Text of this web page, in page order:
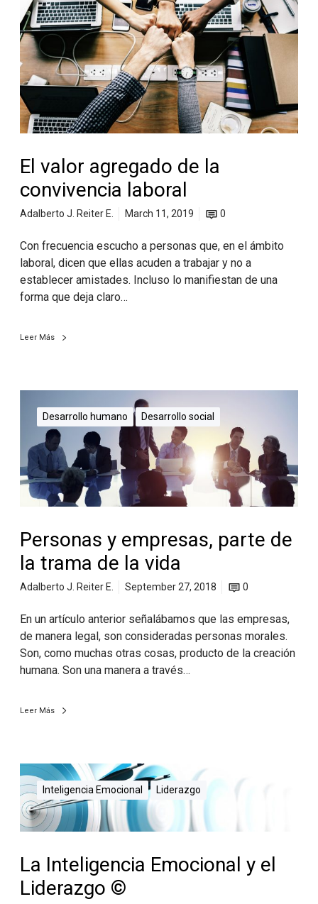
El valor agregado de la
convivencia laboral
Adalberto J. Reiter E. March 11, 2019 0
Con frecuencia escucho a personas que, en el ámbito
laboral, dicen que ellas acuden a trabajar y no a
establecer amistades. Incluso lo manifiestan de una
forma que deja claro…
Leer Más
Desarrollo humano Desarrollo social
Personas y empresas, parte de
la trama de la vida
Adalberto J. Reiter E. September 27, 2018 0
En un artículo anterior señalábamos que las empresas,
de manera legal, son consideradas personas morales.
Son, como muchas otras cosas, producto de la creación
humana. Son una manera a través…
Leer Más
Inteligencia Emocional Liderazgo
La Inteligencia Emocional y el
Liderazgo ©